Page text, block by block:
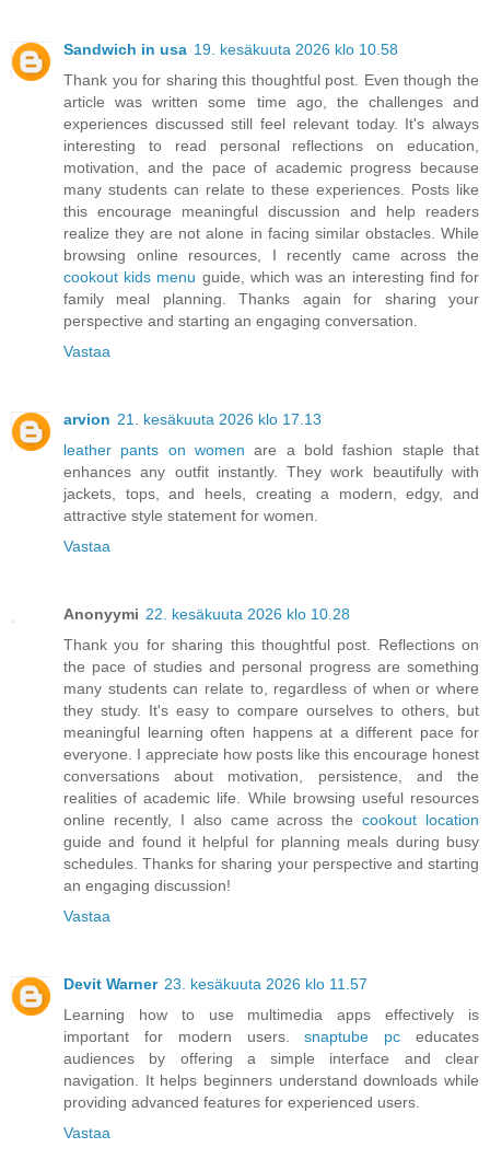
Sandwich in usa 19. kesäkuuta 2026 klo 10.58
Thank you for sharing this thoughtful post. Even though the
article was written some time ago, the challenges and
experiences discussed still feel relevant today. It's always
interesting to read personal reflections on education,
motivation, and the pace of academic progress because
many students can relate to these experiences. Posts like
this encourage meaningful discussion and help readers
realize they are not alone in facing similar obstacles. While
browsing online resources, I recently came across the
cookout kids menu guide, which was an interesting find for
family meal planning. Thanks again for sharing your
perspective and starting an engaging conversation.
Vastaa
arvion 21. kesäkuuta 2026 klo 17.13
leather pants on women are a bold fashion staple that
enhances any outfit instantly. They work beautifully with
jackets, tops, and heels, creating a modern, edgy, and
attractive style statement for women.
Vastaa
Anonyymi 22. kesäkuuta 2026 klo 10.28
Thank you for sharing this thoughtful post. Reflections on
the pace of studies and personal progress are something
many students can relate to, regardless of when or where
they study. It's easy to compare ourselves to others, but
meaningful learning often happens at a different pace for
everyone. I appreciate how posts like this encourage honest
conversations about motivation, persistence, and the
realities of academic life. While browsing useful resources
online recently, I also came across thecookout location
guide and found it helpful for planning meals during busy
schedules. Thanks for sharing your perspective and starting
an engaging discussion!
Vastaa
Devit Warner 23. kesäkuuta 2026 klo 11.57
Learning how to use multimedia apps effectively is
important for modern users.snaptube pc educates
audiences by offering a simple interface and clear
navigation. It helps beginners understand downloads while
providing advanced features for experienced users.
Vastaa